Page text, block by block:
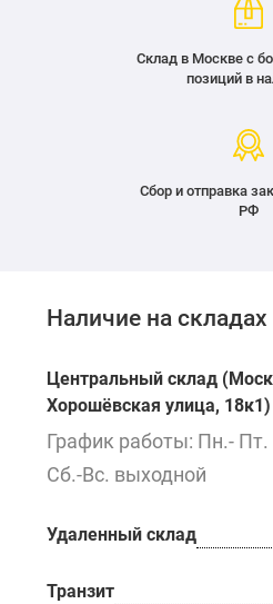
Склад в Москве с
позиций в
Сбор и отправка
РФ
Наличие на складах
Центральный склад
Хорошёвская улица, 18к1)
График работы: Пн.- Пт.
Сб.-Вс. выходной
Удаленный склад
Транзит